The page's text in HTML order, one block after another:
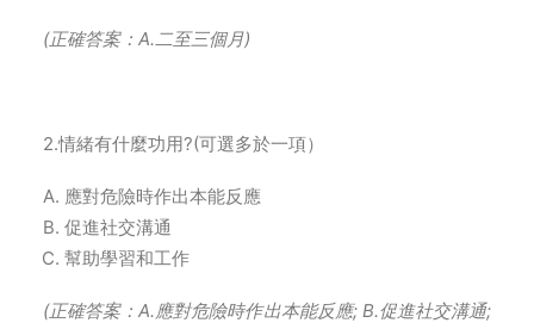
(正確答案：A.二至三個月)
2.情緒有什麼功用?(可選多於一項）
應對危險時作出本能反應
促進社交溝通
幫助學習和工作
(正確答案：A.應對危險時作出本能反應; B.促進社交溝通;